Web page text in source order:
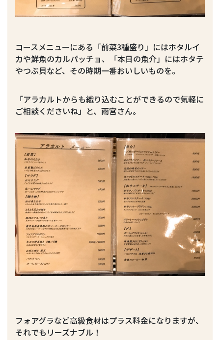
コースメニューにある「前菜3種盛り」にはホタルイ
カや鮮魚のカルパッチョ、「本日の魚介」にはホタテ
やつぶ貝など、その時期一番おいしいものを。
「アラカルトからも織り込むことができるので気軽に
ご相談くださいね」と、雨宮さん。
フォアグラなど高級食材はプラス料金になりますが、
それでもリーズナブル！